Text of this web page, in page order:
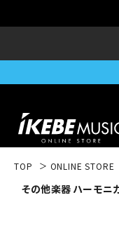
TOP ONLINE STORE
その他楽器 ハーモニ